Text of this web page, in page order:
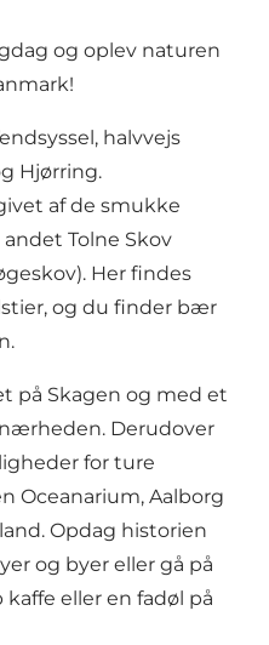
og oplev naturen
halvvejs
Hjørring.
af de smukke
Tolne Skov
Her findes
og du finder bær
på Skagen og med et
Derudover
for ture
Oceanarium, Aalborg
Opdag historien
og byer eller gå på
eller en fadøl på